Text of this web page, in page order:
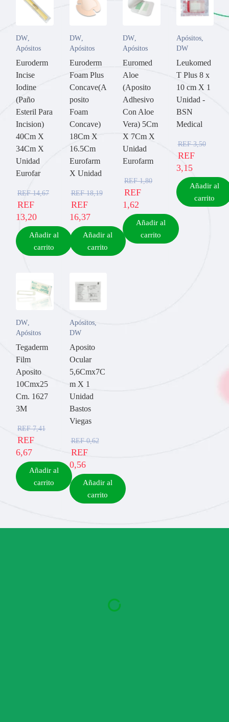
DW
Apósitos
Euroderm
Incise
Iodine
(Paño
Esteril Para
Incision)
40Cm X
34Cm X
Unidad
Eurofar
REF14,67
REF
13,20
Añadir al
carrito
DW,
Apósitos
Euroderm
Foam Plus
Concave(A
posito
Foam
Concave)
18Cm X
16.5Cm
Eurofarm
X Unidad
REF18,19
REF
16,37
Añadir al
carrito
DW
Apósitos
Euromed
Aloe
(Aposito
Adhesivo
Con Aloe
Vera) 5Cm
X 7Cm X
Unidad
Eurofarm
REF1,80
REF
1,62
Añadir al
carrito
Apósitos,
DW
Leukomed
T Plus 8 x
10 cm X 1
Unidad -
BSN
Medical
REF3,50
REF
3,15
Añadir al
carrito
DW,
Apósitos
Tegaderm
Film
Aposito
10Cmx25
Cm. 1627
3M
REF7,41
REF
6,67
Añadir al
carrito
Apósitos,
DW
Aposito
Ocular
5,6Cmx7C
m X 1
Unidad
Bastos
Viegas
REF0,62
REF
0,56
Añadir al
carrito